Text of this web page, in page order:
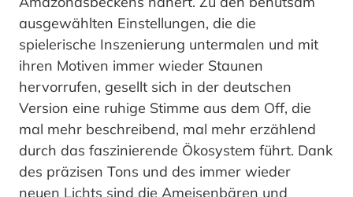
ausgewählten Einstellungen, die die
spielerische Inszenierung untermalen und mit
ihren Motiven immer wieder Staunen
hervorrufen, gesellt sich in der deutschen
Version eine ruhige Stimme aus dem Off, die
mal mehr beschreibend, mal mehr erzählend
durch das faszinierende Ökosystem führt. Dank
des präzisen Tons und des immer wieder
neuen Lichts sind die Ameisenbären und